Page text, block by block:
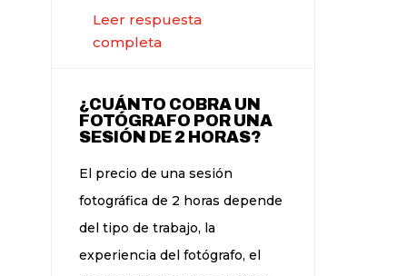
Leer respuesta
completa
¿CUÁNTO COBRA UN
FOTÓGRAFO POR UNA
SESIÓN DE 2 HORAS?
El precio de una sesión
fotográfica de 2 horas depende
del tipo de trabajo, la
experiencia del fotógrafo, el